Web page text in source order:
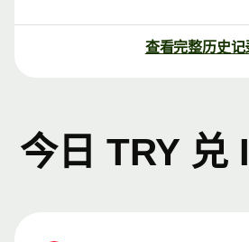
查看完整历史记
今日 TRY 兑